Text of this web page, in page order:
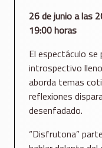
26 de junio a las
19:00 horas
El espectáculo se
introspectivo
aborda temas
reflexiones
desenfadado.
“Disfrutona”